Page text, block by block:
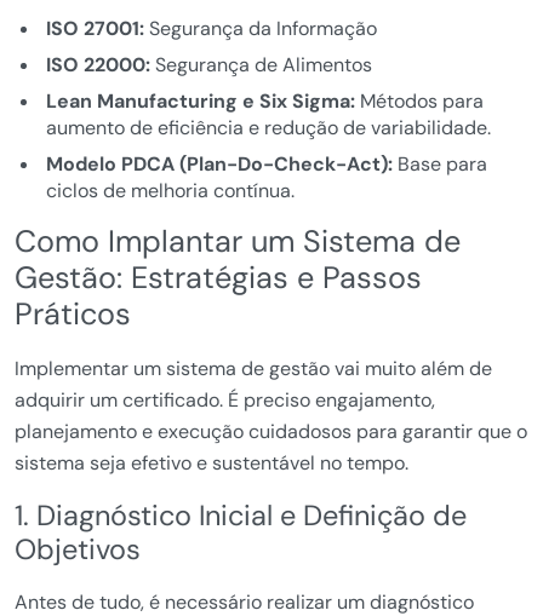
ISO 27001:Segurança da Informação
ISO 22000:Segurança de Alimentos
Lean Manufacturing e Six Sigma:Métodos para
aumento de eficiência e redução de variabilidade.
Modelo PDCA (Plan-Do-Check-Act):Base para
ciclos de melhoria contínua.
Como Implantar um Sistema de
Gestão: Estratégias e Passos
Práticos
Implementar um sistema de gestão vai muito além de
adquirir um certificado. É preciso engajamento,
planejamento e execução cuidadosos para garantir que o
sistema seja efetivo e sustentável no tempo.
1. Diagnóstico Inicial e Definição de
Objetivos
Antes de tudo, é necessário realizar um diagnóstico